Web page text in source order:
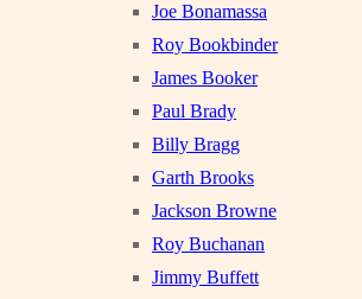
Joe Bonamassa
Roy Bookbinder
James Booker
Paul Brady
Billy Bragg
Garth Brooks
Jackson Browne
Roy Buchanan
Jimmy Buffett